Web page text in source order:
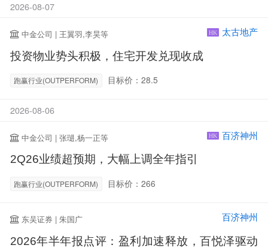
2026-08-07
中金公司 | 王翼羽,李昊等 HK 太古地产
投资物业势头积极，住宅开发兑现收成
跑赢行业(OUTPERFORM) 目标价：28.5
2026-08-06
中金公司 | 张琎,杨一正等 HK 百济神州
2Q26业绩超预期，大幅上调全年指引
跑赢行业(OUTPERFORM) 目标价：266
东吴证券 | 朱国广 百济神州
2026年半年报点评：盈利加速释放，百悦泽驱动